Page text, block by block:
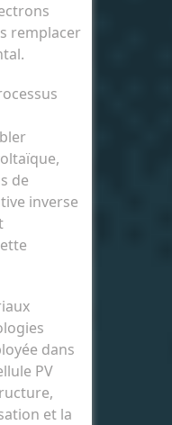
remplacer
de
inverse
dans
PV
et la